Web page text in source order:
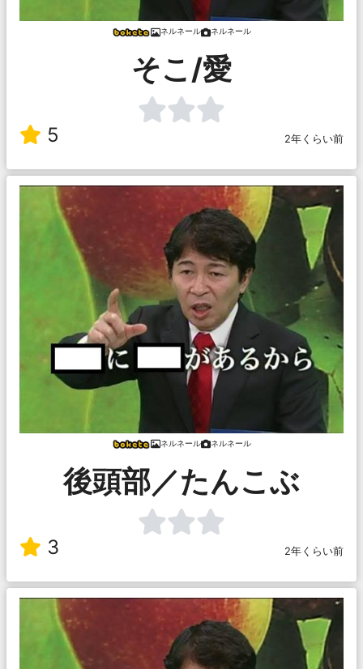
ネルネール ネルネール
そこ/愛
5 2年くらい前
ネルネール ネルネール
後頭部／たんこぶ
3 2年くらい前